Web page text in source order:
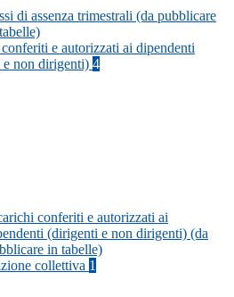
di assenza trimestrali (da pubblicare
e autorizzati ai dipendenti
non dirigenti) 4
conferiti e autorizzati ai
(dirigenti e non dirigenti) (da
in tabelle)
collettiva 1